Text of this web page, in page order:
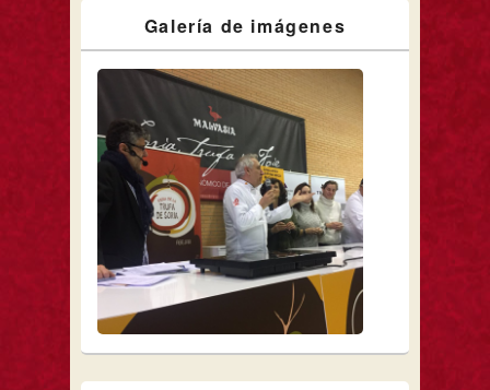
Galería de imágenes